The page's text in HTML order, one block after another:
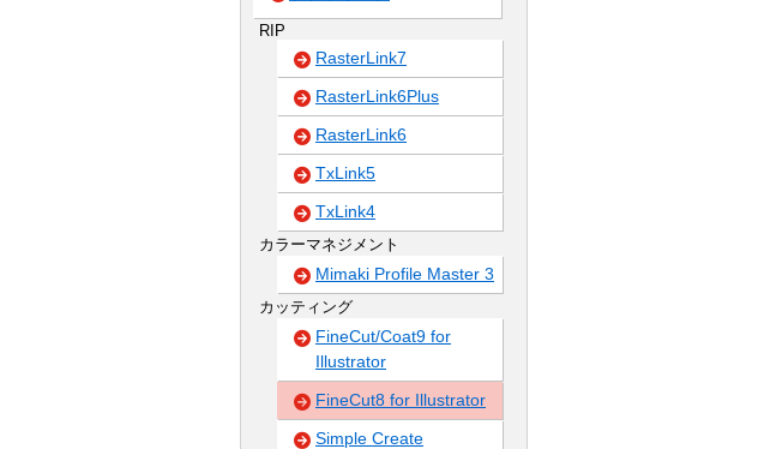
RIP
RasterLink7
RasterLink6Plus
RasterLink6
TxLink5
TxLink4
カラーマネジメント
Mimaki Profile Master 3
カッティング
FineCut/Coat9 for
Illustrator
FineCut8 for Illustrator
Simple Create